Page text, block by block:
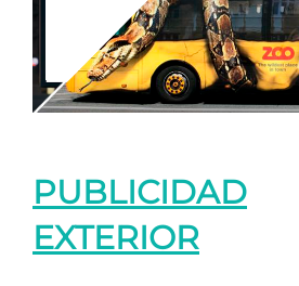
PUBLICIDAD
EXTERIOR